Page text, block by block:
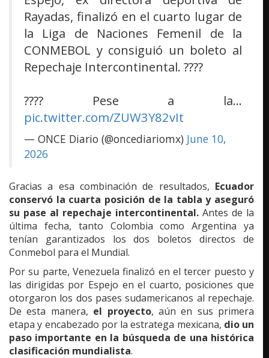
Rayadas, finalizó en el cuarto lugar de
la Liga de Naciones Femenil de la
CONMEBOL y consiguió un boleto al
Repechaje Intercontinental. ????
???? Pese a la…
pic.twitter.com/ZUW3Y82vIt
— ONCE Diario (@oncediariomx) June 10,
2026
Gracias a esa combinación de resultados, Ecuador
conservó la cuarta posición de la tabla y aseguró
su pase al repechaje intercontinental. Antes de la
última fecha, tanto Colombia como Argentina ya
tenían garantizados los dos boletos directos de
Conmebol para el Mundial.
Por su parte, Venezuela finalizó en el tercer puesto y
las dirigidas por Espejo en el cuarto, posiciones que
otorgaron los dos pases sudamericanos al repechaje.
De esta manera, el proyecto, aún en sus primera
etapa y encabezado por la estratega mexicana, dio un
paso importante en la búsqueda de una histórica
clasificación mundialista.